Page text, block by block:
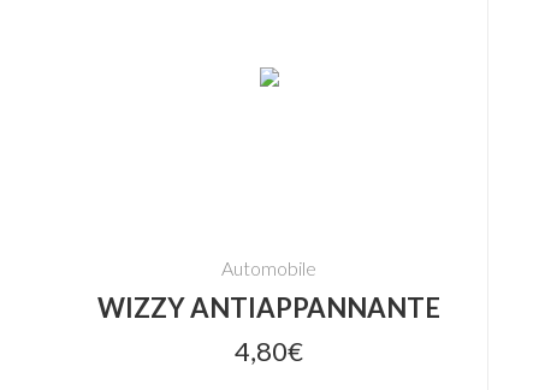
Automobile
WIZZY ANTIAPPANNANTE
4,80€